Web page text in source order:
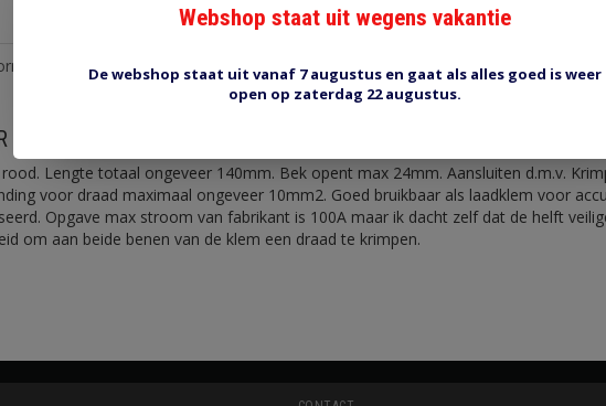
Reviews (0) Tags (0)
Laadklem rood 140mm
Lengte totaal ongeveer 140mm. Bek opent max 24mm. Aansluiten d.m.v.
voor draad maximaal ongeveer 10mm2. Goed bruikbaar als laadklem voor
Opgave max stroom van fabrikant is 100A maar ik dacht zelf dat de helft
om aan beide benen van de klem een draad te krimpen.
Webshop staat uit wegens vakantie
De webshop staat uit vanaf 7 augustus en gaat als alles goed is weer
open op zaterdag 22 augustus.